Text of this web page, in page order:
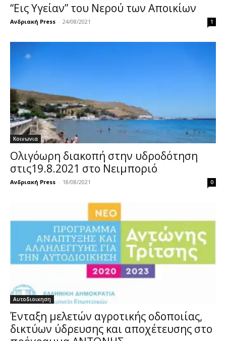
“Εις Υγείαν” του Νερού των Αποικίων
Ανδριακή Press - 24/08/2021 1
Κοινωνια
Ολιγόωρη διακοπή στην υδροδότηση
στις19.8.2021 στο Νειμποριό
Ανδριακή Press - 18/08/2021 0
Αυτοδιοικηση
Ένταξη μελετών αγροτικής οδοποιίας,
δικτύων ύδρευσης και αποχέτευσης στο